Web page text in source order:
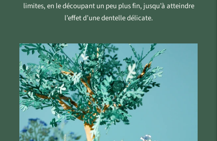
limites, en le découpant un peu plus fin, jusqu’à atteindre
l’effet d’une dentelle délicate.